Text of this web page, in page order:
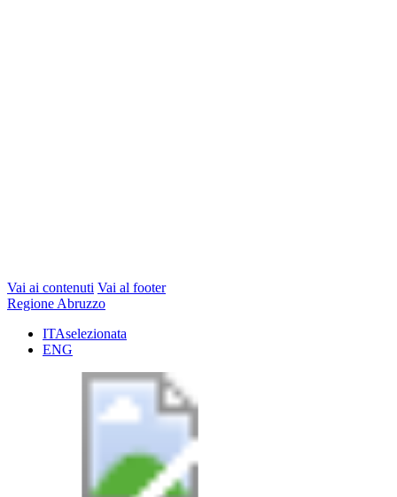
Vai ai contenuti Vai al footer
Regione Abruzzo
ITAselezionata
ENG